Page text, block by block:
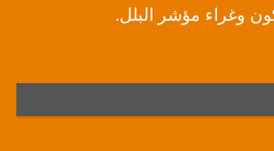
وغراء مؤشر البلل.